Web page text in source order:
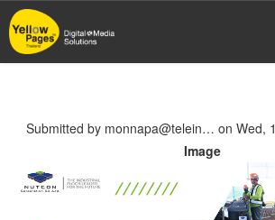
Skip
to
main
Submitted by monnapa@telein… on Wed,
Image